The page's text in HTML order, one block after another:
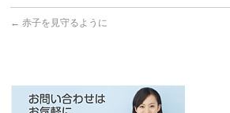
← 赤子を見守るように